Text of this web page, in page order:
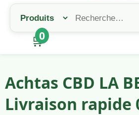
🛒
0
Achtas CBD LA
Livraison rapide